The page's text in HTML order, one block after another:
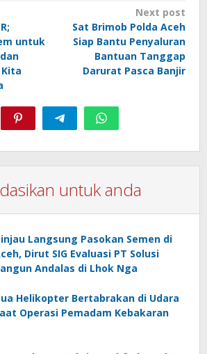
untuk
Next post
Sat Brimob Polda Aceh
Siap Bantu Penyaluran
Bantuan Tanggap
Darurat Pasca Banjir
untuk anda
Langsung Pasokan Semen di
Dirut SIG Evaluasi PT Solusi
Andalas di Lhok Nga
Helikopter Bertabrakan di Udara
Operasi Pemadam Kebakaran